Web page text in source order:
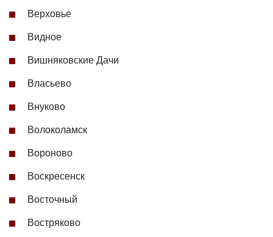
Верховье
Видное
Вишняковские Дачи
Власьево
Внуково
Волоколамск
Вороново
Воскресенск
Восточный
Востряково